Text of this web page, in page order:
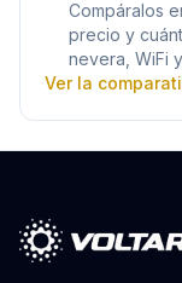
Compáralos
precio y
nevera, WiFi
Ver la